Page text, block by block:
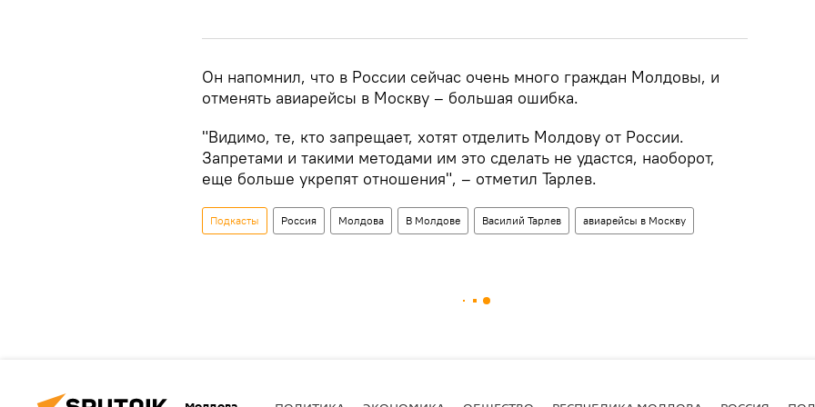
Он напомнил, что в России сейчас очень много граждан Молдовы, и
отменять авиарейсы в Москву – большая ошибка.
"Видимо, те, кто запрещает, хотят отделить Молдову от России.
Запретами и такими методами им это сделать не удастся, наоборот,
еще больше укрепят отношения", – отметил Тарлев.
Подкасты Россия Молдова В Молдове Василий Тарлев авиарейсы в Москву